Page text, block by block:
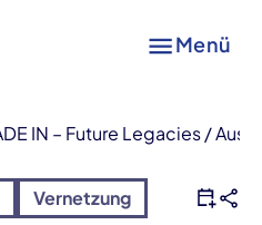
Menü
IN – Future Legacies /
Vernetzung